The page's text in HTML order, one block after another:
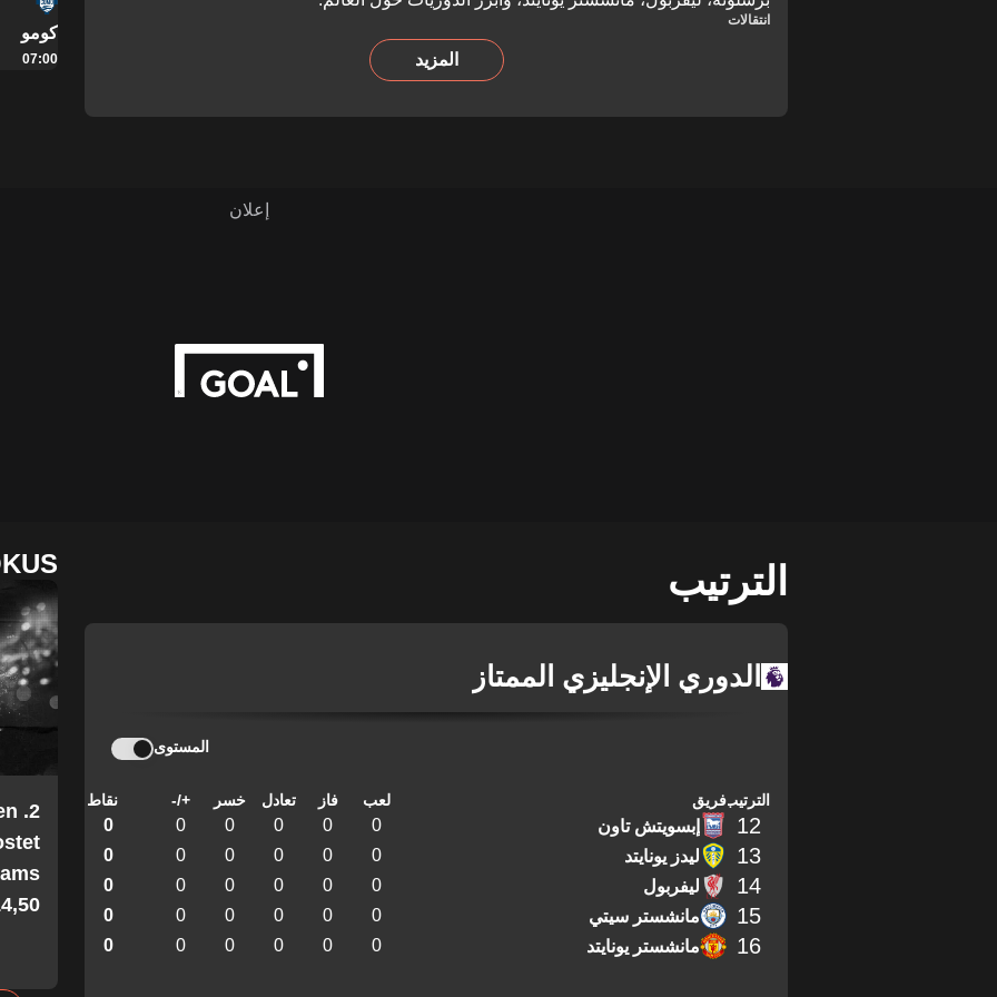
انتقالات
المزيد
كومو
07:00
الترتيب
الدوري الإنجليزي الممتاز
المستوى
الترتيبفريق لعب فاز تعادل خسر +/- نقاط
12 إبسويتش تاون 0
0
0
0
0
0
13 ليدز يونايتد 0
0
0
0
0
0
14 ليفربول 0
0
0
0
0
0
15 مانشستر سيتي 0
0
0
0
0
0
16 مانشستر يونايتد 0
0
0
0
0
0